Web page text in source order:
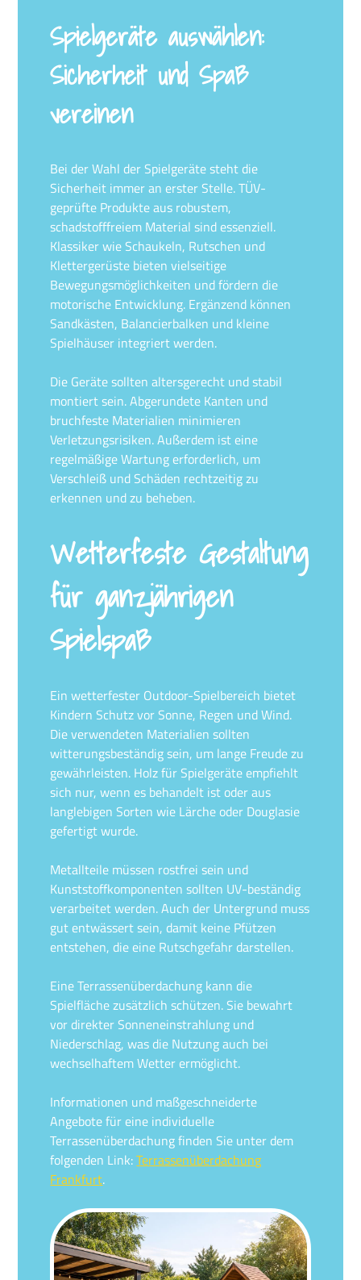
Spielgeräte auswählen:
Sicherheit und Spaß
vereinen
Bei der Wahl der Spielgeräte steht die
Sicherheit immer an erster Stelle. TÜV-
geprüfte Produkte aus robustem,
schadstofffreiem Material sind essenziell.
Klassiker wie Schaukeln, Rutschen und
Klettergerüste bieten vielseitige
Bewegungsmöglichkeiten und fördern die
motorische Entwicklung. Ergänzend können
Sandkästen, Balancierbalken und kleine
Spielhäuser integriert werden.
Die Geräte sollten altersgerecht und stabil
montiert sein. Abgerundete Kanten und
bruchfeste Materialien minimieren
Verletzungsrisiken. Außerdem ist eine
regelmäßige Wartung erforderlich, um
Verschleiß und Schäden rechtzeitig zu
erkennen und zu beheben.
Wetterfeste Gestaltung
für ganzjährigen
Spielspaß
Ein wetterfester Outdoor-Spielbereich bietet
Kindern Schutz vor Sonne, Regen und Wind.
Die verwendeten Materialien sollten
witterungsbeständig sein, um lange Freude zu
gewährleisten. Holz für Spielgeräte empfiehlt
sich nur, wenn es behandelt ist oder aus
langlebigen Sorten wie Lärche oder Douglasie
gefertigt wurde.
Metallteile müssen rostfrei sein und
Kunststoffkomponenten sollten UV-beständig
verarbeitet werden. Auch der Untergrund muss
gut entwässert sein, damit keine Pfützen
entstehen, die eine Rutschgefahr darstellen.
Eine Terrassenüberdachung kann die
Spielfläche zusätzlich schützen. Sie bewahrt
vor direkter Sonneneinstrahlung und
Niederschlag, was die Nutzung auch bei
wechselhaftem Wetter ermöglicht.
Informationen und maßgeschneiderte
Angebote für eine individuelle
Terrassenüberdachung finden Sie unter dem
folgenden Link:Terrassenüberdachung
Frankfurt.